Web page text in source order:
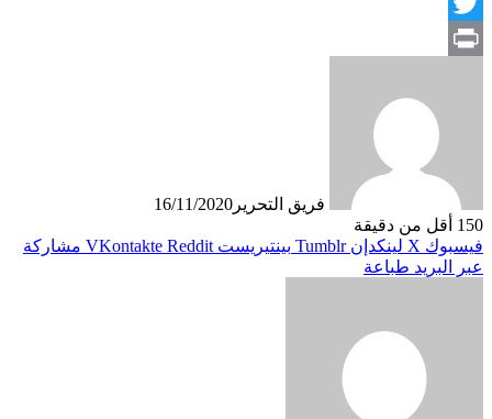
Twitter
فريق التحرير 16/11/2020
150 أقل من دقيقة
فيسبوك X لينكدإن بينتيريست
مشاركة
عبر البريد طباعة